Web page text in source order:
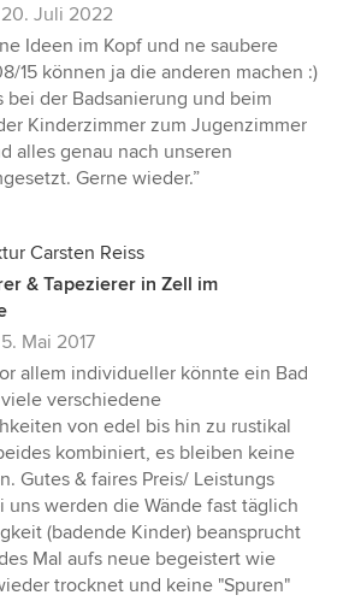
20. Juli 2022
Ideen im Kopf und ne saubere
15 können ja die anderen machen :)
bei der Badsanierung und beim
Kinderzimmer zum Jugenzimmer
alles genau nach unseren
Gerne wieder.”
Carsten Reiss
& Tapezierer in Zell im
5. Mai 2017
allem individueller könnte ein Bad
verschiedene
von edel bis hin zu rustikal
kombiniert, es bleiben keine
Gutes & faires Preis/ Leistungs
uns werden die Wände fast täglich
(badende Kinder) beansprucht
Mal aufs neue begeistert wie
trocknet und keine "Spuren"